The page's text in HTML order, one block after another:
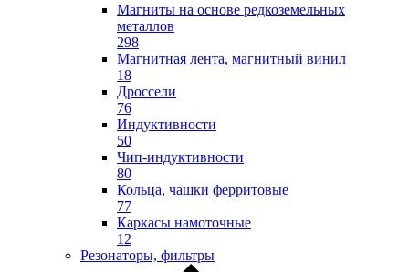
Магниты на основе редкоземельных
металлов
298
Магнитная лента, магнитный винил
18
Дроссели
76
Индуктивности
50
Чип-индуктивности
80
Кольца, чашки ферритовые
77
Каркасы намоточные
12
Резонаторы, фильтры